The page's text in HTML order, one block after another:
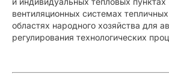
вентиляционных системах
областях народного хозяйства для
регулирования технологических